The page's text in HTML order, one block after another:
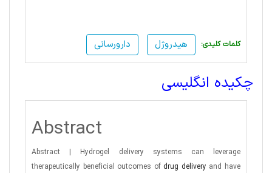
دارورسانی هیدروژل :کلمات کلیدی
چکیده انگلیسی
Abstract
Abstract | Hydrogel delivery systems can leverage
therapeutically beneficial outcomes ofdrug delivery and have